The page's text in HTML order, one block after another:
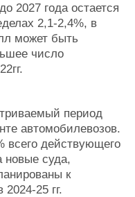
2027 года остается
2,1-2,4%, в
может быть
число
период
автомобилевозов.
всего действующего
новые суда,
к
2024-25 гг.